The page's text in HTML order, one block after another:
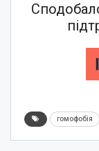
гомофобія